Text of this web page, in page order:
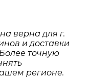
верна для г.
и доставки
точную
регионе.